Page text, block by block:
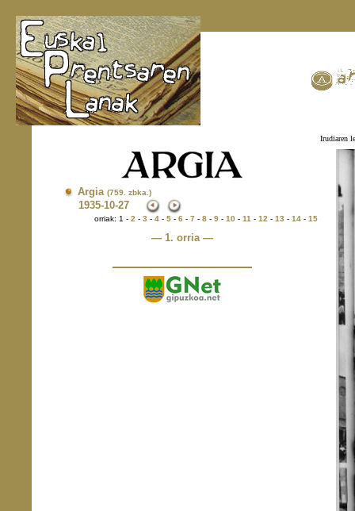
Irudiaren
Argia (759. zbka.)
1935-10-27
orriak: 1 - 2 - 3 - 4 - 5 - 6 - 7 - 8 - 9 - 10 - 11 - 12 - 13 - 14 - 15
— 1. orria —